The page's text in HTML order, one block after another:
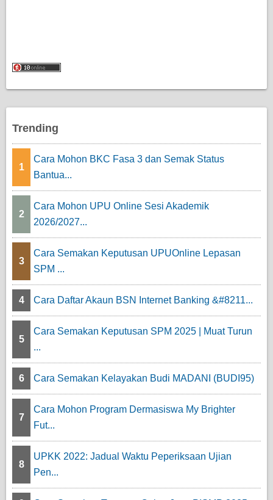
Trending
1
Cara Mohon BKC Fasa 3 dan Semak Status
Bantua...
2
Cara Mohon UPU Online Sesi Akademik
2026/2027...
3
Cara Semakan Keputusan UPUOnline Lepasan
SPM ...
4 Cara Daftar Akaun BSN Internet Banking &#8211...
5
Cara Semakan Keputusan SPM 2025 | Muat Turun
...
6 Cara Semakan Kelayakan Budi MADANI (BUDI95)
7
Cara Mohon Program Dermasiswa My Brighter
Fut...
8
UPKK 2022: Jadual Waktu Peperiksaan Ujian
Pen...